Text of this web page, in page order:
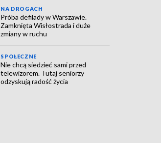
NA DROGACH
Próba defilady w Warszawie.
Zamknięta Wisłostrada i duże
zmiany w ruchu
SPOŁECZNE
Nie chcą siedzieć sami przed
telewizorem. Tutaj seniorzy
odzyskują radość życia